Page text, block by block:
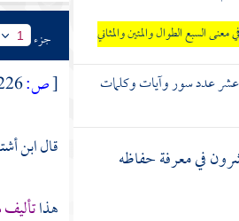
معنى السبع الطوال والمئين والمثاني
عشر عدد سور وآيات وكلمات
في معرفة حفاظه
جزء 1
[ص:
قالابن
هذا